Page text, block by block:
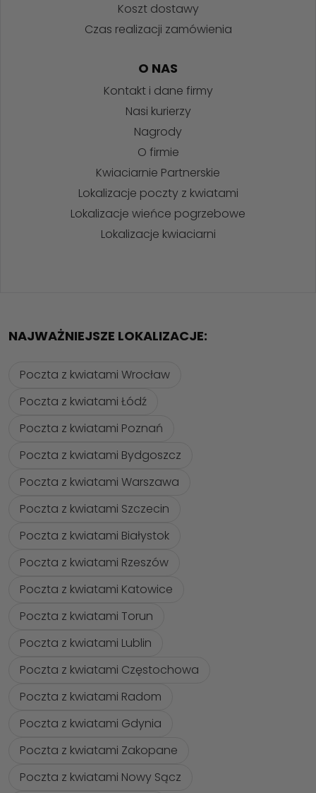
Koszt dostawy
Czas realizacji zamówienia
O NAS
Kontakt i dane firmy
Nasi kurierzy
Nagrody
O firmie
Kwiaciarnie Partnerskie
Lokalizacje poczty z kwiatami
Lokalizacje wieńce pogrzebowe
Lokalizacje kwiaciarni
NAJWAŻNIEJSZE LOKALIZACJE:
Poczta z kwiatami Wrocław
Poczta z kwiatami Łódź
Poczta z kwiatami Poznań
Poczta z kwiatami Bydgoszcz
Poczta z kwiatami Warszawa
Poczta z kwiatami Szczecin
Poczta z kwiatami Białystok
Poczta z kwiatami Rzeszów
Poczta z kwiatami Katowice
Poczta z kwiatami Torun
Poczta z kwiatami Lublin
Poczta z kwiatami Częstochowa
Poczta z kwiatami Radom
Poczta z kwiatami Gdynia
Poczta z kwiatami Zakopane
Poczta z kwiatami Nowy Sącz